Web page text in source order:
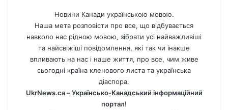
Новини Канади українською мовою.
Наша мета розповісти про все, що відбувається
навколо нас рідною мовою, зібрати усі найважливіші
та найсвіжіші повідомлення, які так чи інакше
впливають на нас і наше життя, про все, чим живе
сьогодні країна кленового листа та українська
діаспора.
UkrNews.ca – Українсько-Канадський інформаційний
портал!